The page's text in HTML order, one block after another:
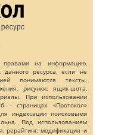
правами на информацию,
ресурса, если не
понимаются тексты,
рисунки, ящик-шота,
При использовании
- страницах «Протокол»
индексации поисковыми
Под использованием
рерайтинг, модификация и